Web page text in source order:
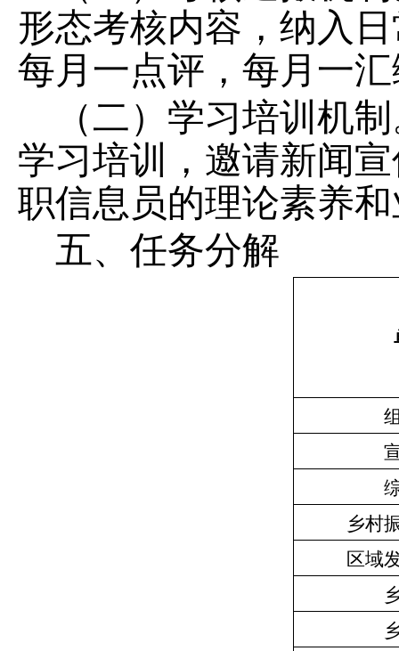
形态考核内容，纳入
每月一点评，每月一
（二）学习培训机制
学习培训，邀请新闻
职信息员的理论素养
五、任务分解
乡村
区域